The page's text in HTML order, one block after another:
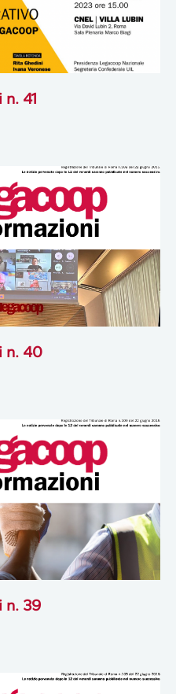
41
n. 40
n. 39